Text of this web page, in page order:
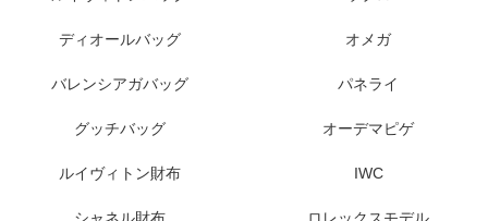
ディオールバッグ
バレンシアガバッグ
グッチバッグ
ルイヴィトン財布
オメガ
パネライ
オーデマピゲ
IWC